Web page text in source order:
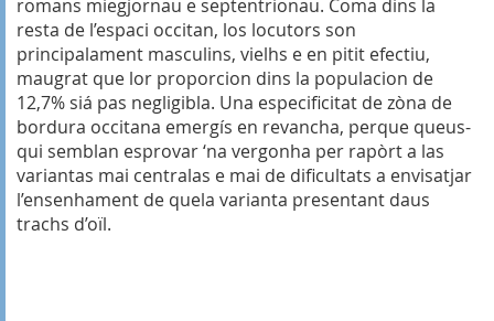
romans miegjornau e septentrionau. Coma dins la
resta de l’espaci occitan, los locutors son
principalament masculins, vielhs e en pitit efectiu,
maugrat que lor proporcion dins la populacion de
12,7% siá pas negligibla. Una especificitat de zòna de
bordura occitana emergís en revancha, perque queus-
qui semblan esprovar ‘na vergonha per rapòrt a las
variantas mai centralas e mai de dificultats a envisatjar
l’ensenhament de quela varianta presentant daus
trachs d’oïl.